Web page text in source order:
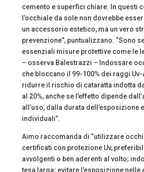
cemento e superfici chiare. In questi
l’occhiale da sole non dovrebbe
un accessorio estetico, ma un vero
prevenzione”, puntualizzano. “Sono
essenziali misure protettive come le
– osserva Balestrazzi – Indossare
che bloccano il 99-100% dei raggi Uv-
ridurre il rischio di cataratta indotta
al 20%, anche se l’effetto dipende
all’uso, dalla durata dell’esposizione
individuali”.
Aimo raccomanda di “utilizzare
certificati con protezione Uv,
avvolgenti o ben aderenti al volto;
tesa larga; evitare l’esposizione nelle